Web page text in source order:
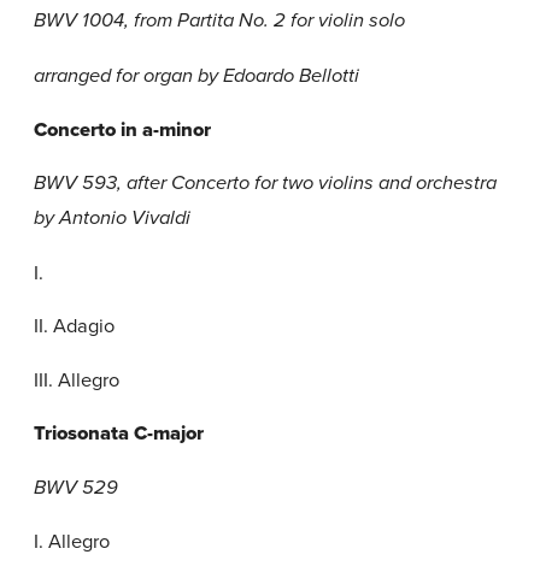
BWV 1004, from Partita No. 2 for violin solo
arranged for organ by Edoardo Bellotti
Concerto in a-minor
BWV 593, after Concerto for two violins and orchestra
by Antonio Vivaldi
I.
II. Adagio
III. Allegro
Triosonata C-major
BWV 529
I. Allegro